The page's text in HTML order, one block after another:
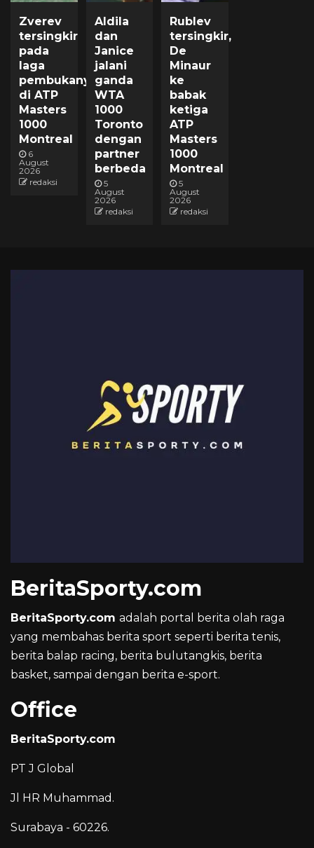
Zverev
tersingkir
pada
laga
pembukanya
di ATP
Masters
1000
Montreal
6
August
2026
redaksi
Aldila
dan
Janice
jalani
ganda
WTA
1000
Toronto
dengan
partner
berbeda
5
August
2026
redaksi
Rublev
tersingkir,
De
Minaur
ke
babak
ketiga
ATP
Masters
1000
Montreal
5
August
2026
redaksi
BeritaSporty.com
BeritaSporty.com adalah portal berita olah raga
yang membahas berita sport seperti berita tenis,
berita balap racing, berita bulutangkis, berita
basket, sampai dengan berita e-sport.
Office
BeritaSporty.com
PT J Global
Jl HR Muhammad.
Surabaya - 60226.